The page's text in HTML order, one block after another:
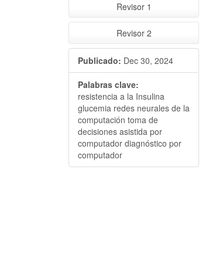
Revisor 1
Revisor 2
Publicado: Dec 30, 2024
Palabras clave:
resistencia a la Insulina
glucemia redes neurales de la
computación toma de
decisiones asistida por
computador diagnóstico por
computador